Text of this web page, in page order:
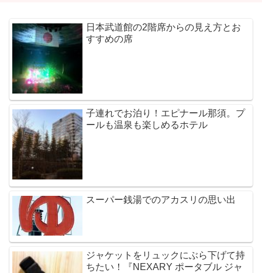
日本武道館の2階席からの見え方とお
すすめの席
子連れでお泊り！エピナール那須。プ
ールも温泉も楽しめるホテル
スーパー銭湯でのアカスリの思い出
ジャケットをリュックにぶら下げて持
ちたい！『NEXARY ポータブル ジャ